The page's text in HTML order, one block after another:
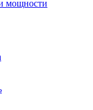
мощности